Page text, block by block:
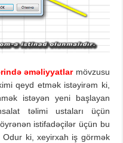
əməliyyatlar mövzusu
qeyd etmək istəyirəm ki,
istəyən yeni başlayan
təlimi ustaları üçün
istifadəçilər üçün bu
Odur ki, xeyirxah iş görmək